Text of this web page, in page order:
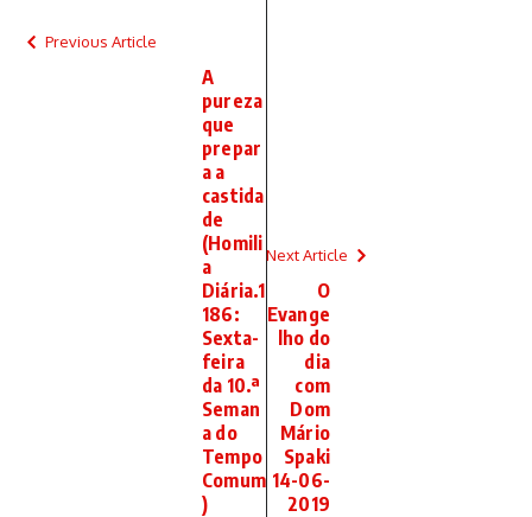
Previous Article
A
pureza
que
prepar
a a
castida
de
(Homili
a
Diária.1
186:
Sexta-
feira
da 10.ª
Seman
a do
Tempo
Comum
)
Next Article
O
Evange
lho do
dia
com
Dom
Mário
Spaki
14-06-
2019